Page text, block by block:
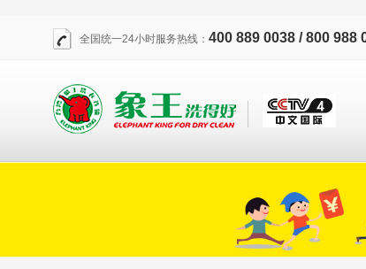
全国统一24小时服务热线： 400 889 0038 / 800 988